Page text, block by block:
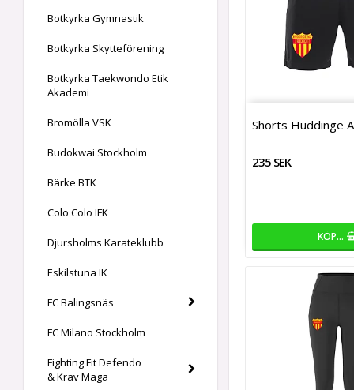
Botkyrka Gymnastik
Botkyrka Skytteförening
Botkyrka Taekwondo Etik
Akademi
Bromölla VSK
Budokwai Stockholm
Bärke BTK
Colo Colo IFK
Djursholms Karateklubb
Eskilstuna IK
FC Balingsnäs
FC Milano Stockholm
Fighting Fit Defendo
& Krav Maga
Shorts Huddinge
235 SEK
KÖP…